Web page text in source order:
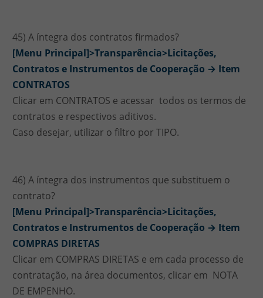
45) A íntegra dos contratos firmados?
[Menu Principal]>Transparência>Licitações,
Contratos e Instrumentos de Cooperação → Item
CONTRATOS
Clicar em CONTRATOS e acessar todos os termos de
contratos e respectivos aditivos.
Caso desejar, utilizar o filtro por TIPO.
46) A íntegra dos instrumentos que substituem o
contrato?
[Menu Principal]>Transparência>Licitações,
Contratos e Instrumentos de Cooperação → Item
COMPRAS DIRETAS
Clicar em COMPRAS DIRETAS e em cada processo de
contratação, na área documentos, clicar em NOTA
DE EMPENHO.